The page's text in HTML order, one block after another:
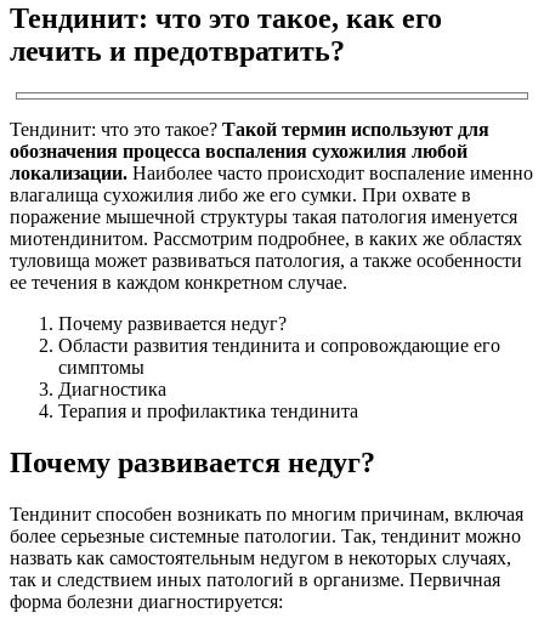
Тендинит: что это такое, как его
лечить и предотвратить?
Тендинит: что это такое? Такой термин используют для
обозначения процесса воспаления сухожилия любой
локализации. Наиболее часто происходит воспаление именно
влагалища сухожилия либо же его сумки. При охвате в
поражение мышечной структуры такая патология именуется
миотендинитом. Рассмотрим подробнее, в каких же областях
туловища может развиваться патология, а также особенности
ее течения в каждом конкретном случае.
Почему развивается недуг?
Области развития тендинита и сопровождающие его
симптомы
Диагностика
Терапия и профилактика тендинита
Почему развивается недуг?
Тендинит способен возникать по многим причинам, включая
более серьезные системные патологии. Так, тендинит можно
назвать как самостоятельным недугом в некоторых случаях,
так и следствием иных патологий в организме. Первичная
форма болезни диагностируется: